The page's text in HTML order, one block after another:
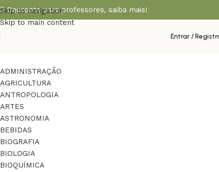
Skip to navigation
Skip to main content
Desconto para professores, saiba mais!
Entrar /
ADMINISTRAÇÃO
AGRICULTURA
ANTROPOLOGIA
ARTES
ASTRONOMIA
BEBIDAS
BIOGRAFIA
BIOLOGIA
BIOQUÍMICA